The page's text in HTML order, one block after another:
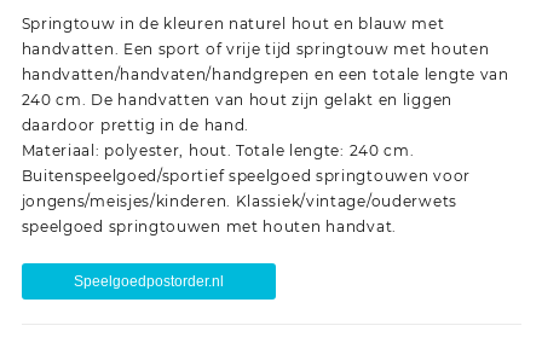
Springtouw in de kleuren naturel hout en blauw met
handvatten. Een sport of vrije tijd springtouw met houten
handvatten/handvaten/handgrepen en een totale lengte van
240 cm. De handvatten van hout zijn gelakt en liggen
daardoor prettig in de hand.
Materiaal: polyester, hout. Totale lengte: 240 cm.
Buitenspeelgoed/sportief speelgoed springtouwen voor
jongens/meisjes/kinderen. Klassiek/vintage/ouderwets
speelgoed springtouwen met houten handvat.
Speelgoedpostorder.nl